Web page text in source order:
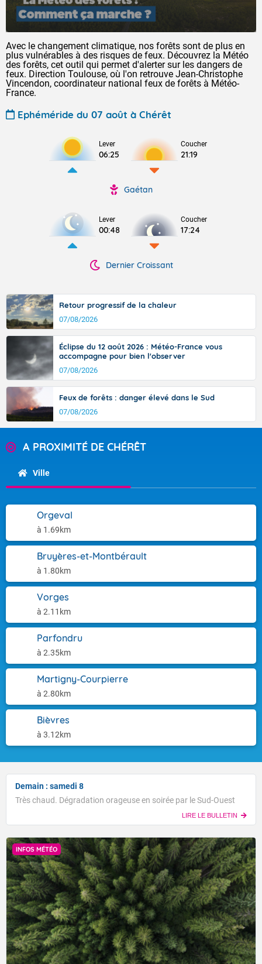
Avec le changement climatique, nos forêts sont de plus en
plus vulnérables à des risques de feux. Découvrez la Météo
des forêts, cet outil qui permet d'alerter sur les dangers de
feux. Direction Toulouse, où l'on retrouve Jean-Christophe
Vincendon, coordinateur national feux de forêts à Météo-
France.
Ephéméride du 07 août à Chérêt
Lever
06:25
Coucher
21:19
Gaétan
Lever
00:48
Coucher
17:24
Dernier Croissant
Retour progressif de la chaleur
07/08/2026
Éclipse du 12 août 2026 : Météo-France vous
accompagne pour bien l'observer
07/08/2026
Feux de forêts : danger élevé dans le Sud
07/08/2026
A PROXIMITÉ DE CHÉRÊT
Ville
Orgeval
à 1.69km
Bruyères-et-Montbérault
à 1.80km
Vorges
à 2.11km
Parfondru
à 2.35km
Martigny-Courpierre
à 2.80km
Bièvres
à 3.12km
Demain : samedi 8
Très chaud. Dégradation orageuse en soirée par le Sud-Ouest
LIRE LE BULLETIN
INFOS MÉTÉO